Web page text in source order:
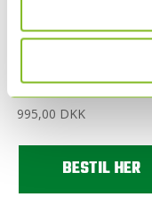
CM
995,00 DKK
BESTIL HER